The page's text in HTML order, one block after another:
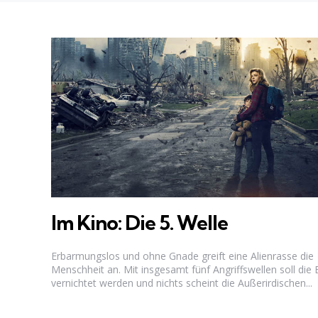
Im Kino: Die 5. Welle
Erbarmungslos und ohne Gnade greift eine Alienrasse die
Menschheit an. Mit insgesamt fünf Angriffswellen soll die
vernichtet werden und nichts scheint die Außerirdischen...